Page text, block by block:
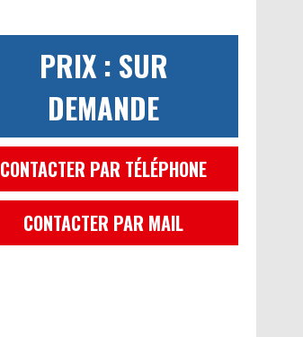
PRIX : SUR
DEMANDE
CONTACTER PAR TÉLÉPHONE
CONTACTER PAR MAIL